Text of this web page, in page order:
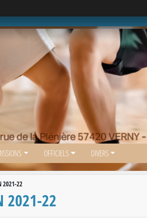
OFFICIELS DIVERS
2021-22
2021-22